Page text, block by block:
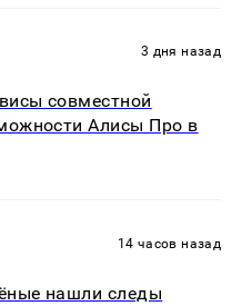
3 дня назад
совместной
Алисы Про в
14 часов назад
нашли следы